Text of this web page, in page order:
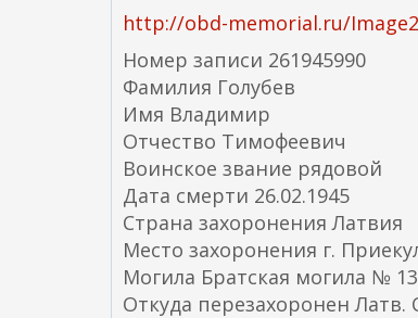
http://obd-memorial.ru/
Номер записи 261945990
Фамилия Голубев
Имя Владимир
Отчество Тимофеевич
Воинское звание рядовой
Дата смерти 26.02.1945
Страна захоронения Латвия
Место захоронения г.
Могила Братская могила № 13
Откуда перезахоронен Латв.